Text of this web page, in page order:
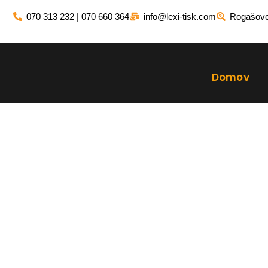
070 313 232 | 070 660 364 info@lexi-tisk.com
Domov